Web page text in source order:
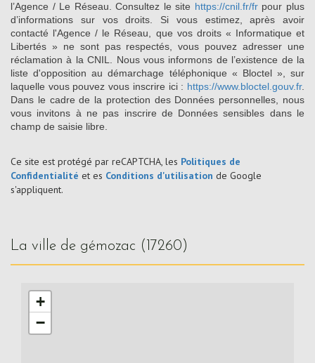
l’Agence / Le Réseau. Consultez le site https://cnil.fr/frpour plus
d’informations sur vos droits. Si vous estimez, après avoir
contacté l'Agence / le Réseau, que vos droits « Informatique et
Libertés » ne sont pas respectés, vous pouvez adresser une
réclamation à la CNIL. Nous vous informons de l’existence de la
liste d'opposition au démarchage téléphonique « Bloctel », sur
laquelle vous pouvez vous inscrire ici : https://www.bloctel.gouv.fr.
Dans le cadre de la protection des Données personnelles, nous
vous invitons à ne pas inscrire de Données sensibles dans le
champ de saisie libre.
Ce site est protégé par reCAPTCHA, les Politiques de
Confidentialité et es Conditions d'utilisation de Google
s'appliquent.
la ville de gémozac (17260)
+
−